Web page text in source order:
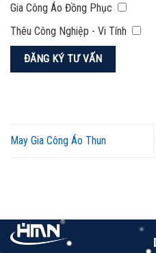
Gia Công Áo Đồng Phục
Thêu Công Nghiệp - Vi Tính
May Gia Công Áo Thun